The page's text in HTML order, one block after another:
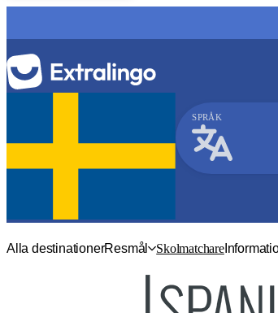
SPRÅK
Alla destinationerResmål Skolmatchare